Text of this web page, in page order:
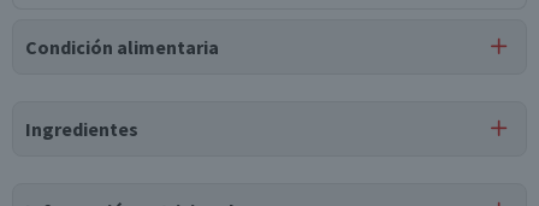
Condición alimentaria
Ingredientes